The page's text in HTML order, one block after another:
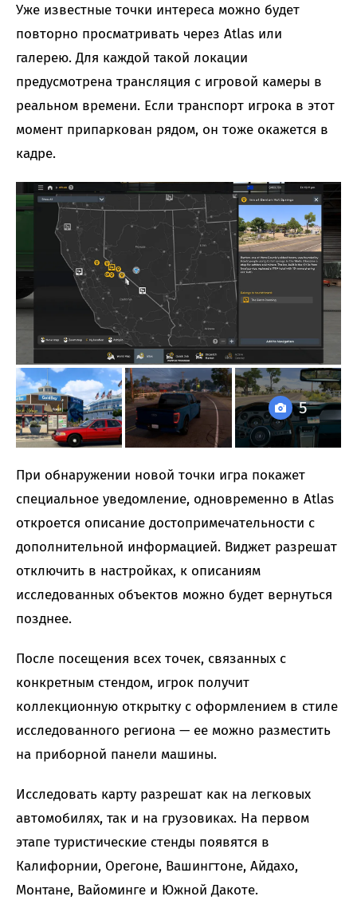
Уже известные точки интереса можно будет
повторно просматривать через Atlas или
галерею. Для каждой такой локации
предусмотрена трансляция с игровой камеры в
реальном времени. Если транспорт игрока в этот
момент припаркован рядом, он тоже окажется в
кадре.
5
При обнаружении новой точки игра покажет
специальное уведомление, одновременно в Atlas
откроется описание достопримечательности с
дополнительной информацией. Виджет разрешат
отключить в настройках, к описаниям
исследованных объектов можно будет вернуться
позднее.
После посещения всех точек, связанных с
конкретным стендом, игрок получит
коллекционную открытку с оформлением в стиле
исследованного региона — ее можно разместить
на приборной панели машины.
Исследовать карту разрешат как на легковых
автомобилях, так и на грузовиках. На первом
этапе туристические стенды появятся в
Калифорнии, Орегоне, Вашингтоне, Айдахо,
Монтане, Вайоминге и Южной Дакоте.